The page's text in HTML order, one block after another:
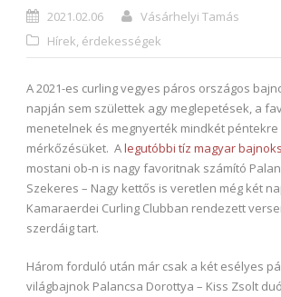
2021.02.06
Vásárhelyi Tamás
Hírek, érdekességek
A 2021-es curling vegyes páros országos
napján sem születtek agy meglepetések, a
menetelnek és megnyerték mindkét péntekre
mérkőzésüket. Alegutóbbi tíz magyar
mostani ob-n is nagy favoritnak számító
Szekeres – Nagy kettős is veretlen még két
Kamaraerdei Curling Clubban rendezett
szerdáig tart.
Három forduló után már csak a két esélyes
világbajnok Palancsa Dorottya – Kiss Zsolt